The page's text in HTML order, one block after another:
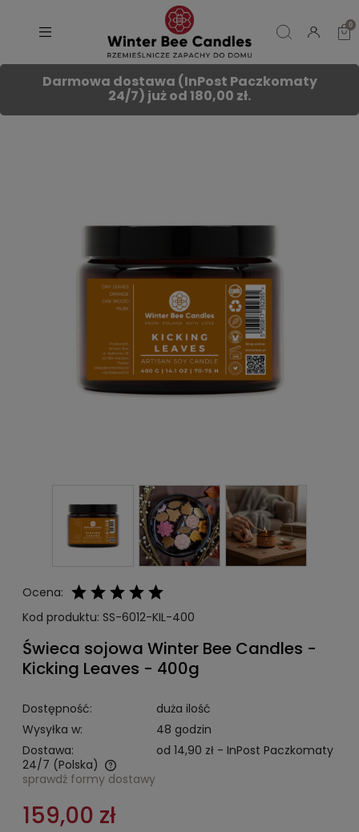
Darmowa dostawa (InPost Paczkomaty
24/7) już od 180,00 zł.
Ocena:
Kod produktu: SS-6012-KIL-400
Świeca sojowa Winter Bee Candles -
Kicking Leaves - 400g
Dostępność:
duża ilość
Wysyłka w:
48 godzin
Dostawa:
od 14,90 zł - InPost Paczkomaty
24/7 (Polska)
Cena nie zawiera ewentualnych kosztów płatności
sprawdź formy dostawy
159,00 zł